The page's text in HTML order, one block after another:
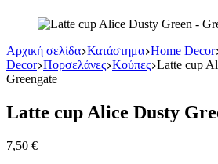
Αρχική σελίδα Κατάστημα Home Decor
Decor Πορσελάνες Κούπες Latte cup
Greengate
Latte cup Alice Dusty
7,50 €